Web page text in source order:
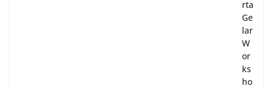
rta
Ge
lar
W
or
ks
ho